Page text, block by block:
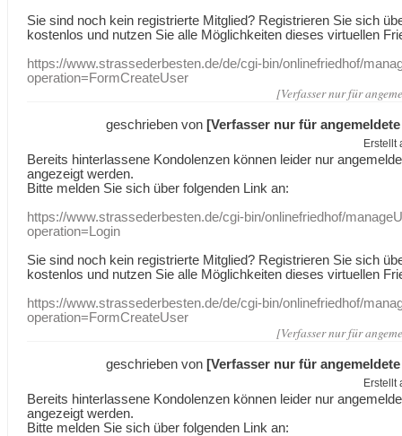
Sie sind noch kein registrierte Mitglied? Registrieren Sie sich
kostenlos und nutzen Sie alle Möglichkeiten dieses virtuellen
https://www.strassederbesten.de/de/cgi-bin/onlinefriedhof/
operation=FormCreateUser
[Verfasser nur für
geschrieben von [Verfasser nur für
Erstellt
Bereits hinterlassene Kondolenzen können leider nur
angezeigt werden.
Bitte melden Sie sich über folgenden Link an:
https://www.strassederbesten.de/cgi-bin/onlinefriedhof/
operation=Login
Sie sind noch kein registrierte Mitglied? Registrieren Sie sich
kostenlos und nutzen Sie alle Möglichkeiten dieses virtuellen
https://www.strassederbesten.de/de/cgi-bin/onlinefriedhof/
operation=FormCreateUser
[Verfasser nur für
geschrieben von [Verfasser nur für
Erstellt
Bereits hinterlassene Kondolenzen können leider nur
angezeigt werden.
Bitte melden Sie sich über folgenden Link an: